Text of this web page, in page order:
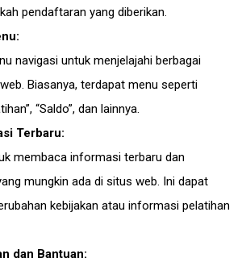
pendaftaran yang diberikan.
navigasi untuk menjelajahi berbagai
Biasanya, terdapat menu seperti
“Saldo”, dan lainnya.
Terbaru:
membaca informasi terbaru dan
mungkin ada di situs web. Ini dapat
kebijakan atau informasi pelatihan
dan Bantuan: